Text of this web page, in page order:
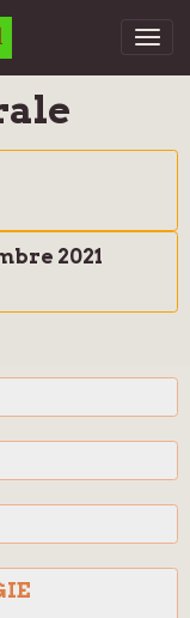
2021